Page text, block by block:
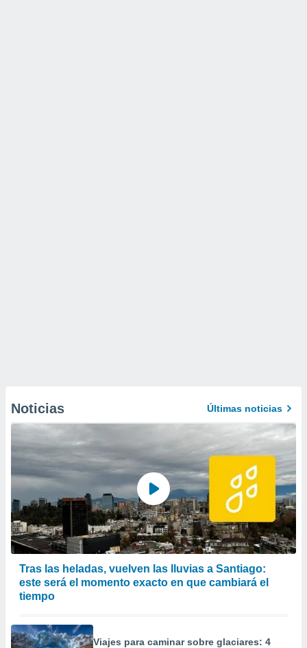
Noticias Últimas noticias
Tras las heladas, vuelven las lluvias a Santiago:
este será el momento exacto en que cambiará el
tiempo
Viajes para caminar sobre glaciares: 4